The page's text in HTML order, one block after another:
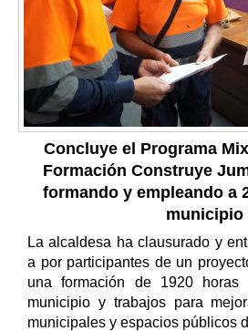
Concluye el Programa
Formación Construye
formando y empleando a
municipio
La alcaldesa ha clausurado y
a por participantes de un
una formación de 1920 horas
municipio y trabajos para
municipales y espacios públicos